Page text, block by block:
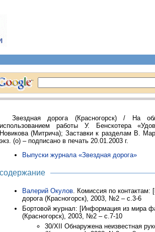
Звездная дорога (Красногорск) / На
использованием работы У. Бенскотера
Новикова (Митрича); Заставки к разделам В.
экз. (о) – подписано в печать 20.01.2003 г.
Выпуски журнала «Звездная дорога»
содержание
Валерий Окулов. Комиссия по
дорога (Красногорск), 2003, №2 – с.3-6
Бортовой журнал: [Информация из мира
(Красногорск), 2003, №2 – с.7-10
30/XII Обнаружена неизвестная